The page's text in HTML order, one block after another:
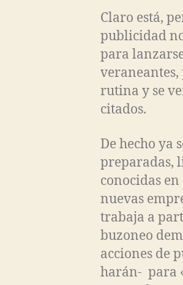
Claro está,
publicidad
para
rutina y se
citados.
De hecho ya
preparadas,
conocidas
nuevas
trabaja a
buzoneo
acciones de
harán- para